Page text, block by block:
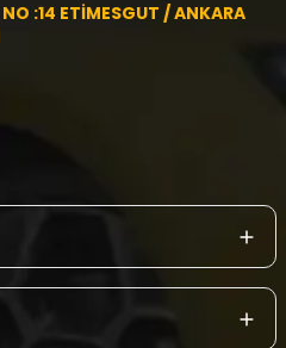
:14 ETİMESGUT / ANKARA